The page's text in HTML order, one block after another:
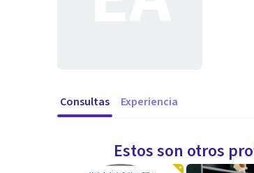
Consultas Experiencia
Estos son otros